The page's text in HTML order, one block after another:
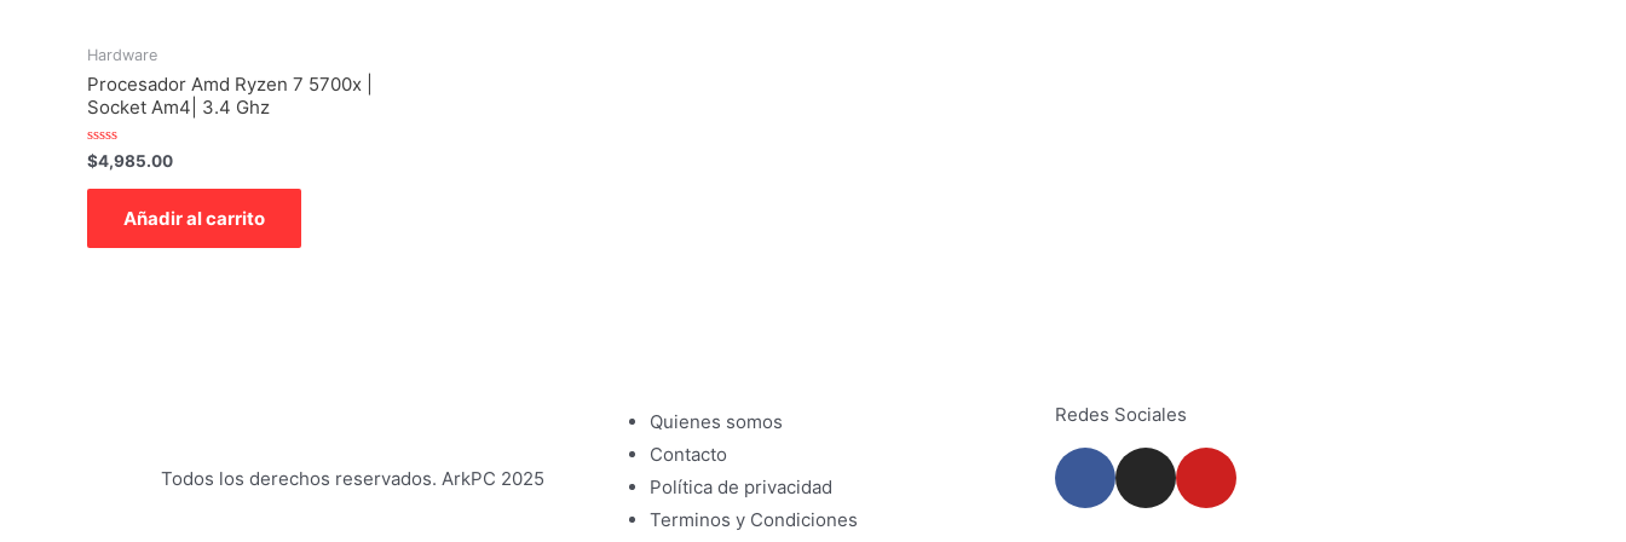
Hardware
Procesador Amd Ryzen 7 5700x |
Socket Am4| 3.4 Ghz
Valorado
con
0
$4,985.00
Añadir al carrito
Todos los derechos reservados. ArkPC 2025
Quienes somos
Contacto
Política de privacidad
Terminos y Condiciones
Redes Sociales